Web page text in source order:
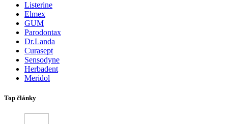
Listerine
Elmex
GUM
Parodontax
Dr.Landa
Curasept
Sensodyne
Herbadent
Meridol
Top články